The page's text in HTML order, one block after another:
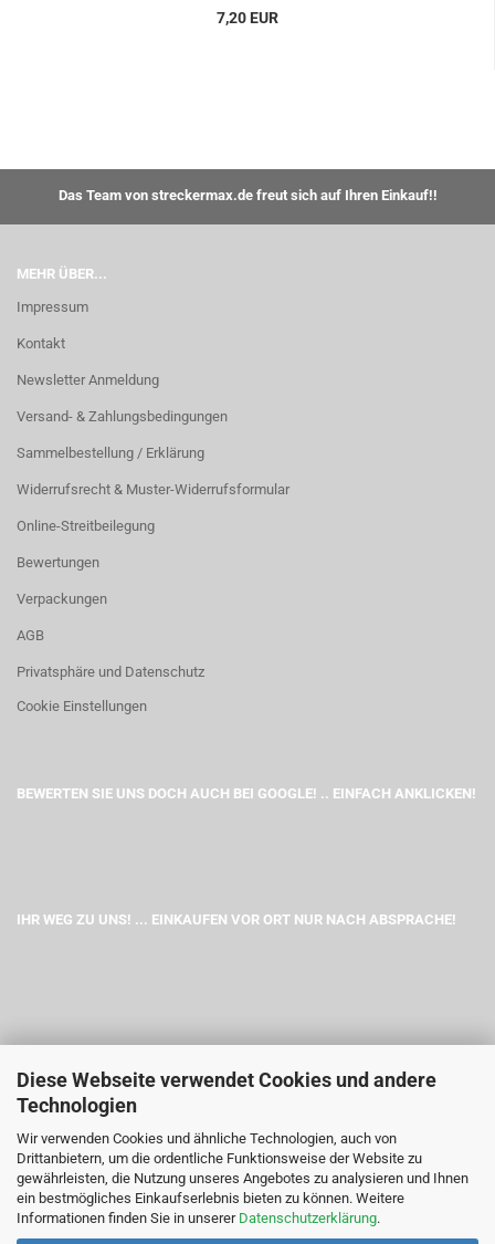
Diese Webseite verwendet Cookies und andere
Technologien
Wir verwenden Cookies und ähnliche Technologien, auch von
Drittanbietern, um die ordentliche Funktionsweise der Website zu
gewährleisten, die Nutzung unseres Angebotes zu analysieren und Ihnen
ein bestmögliches Einkaufserlebnis bieten zu können. Weitere
Informationen finden Sie in unserer Datenschutzerklärung.
7,20 EUR
Das Team von streckermax.de freut sich auf Ihren Einkauf!!
MEHR ÜBER...
Impressum
Kontakt
Newsletter Anmeldung
Versand- & Zahlungsbedingungen
Sammelbestellung / Erklärung
Widerrufsrecht & Muster-Widerrufsformular
Online-Streitbeilegung
Bewertungen
Verpackungen
AGB
Privatsphäre und Datenschutz
Cookie Einstellungen
BEWERTEN SIE UNS DOCH AUCH BEI GOOGLE! .. EINFACH ANKLICKEN!
IHR WEG ZU UNS! ... EINKAUFEN VOR ORT NUR NACH ABSPRACHE!